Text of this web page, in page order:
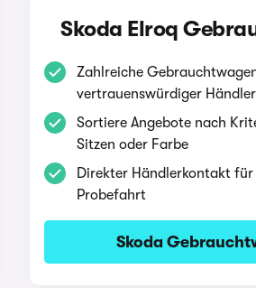
Skoda Elroq
Zahlreiche
vertrauenswürdiger Händler
Sortiere Angebote nach
Sitzen oder Farbe
Direkter Händlerkontakt für
Probefahrt
Skoda